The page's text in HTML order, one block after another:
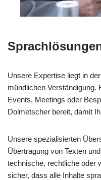
Unsere Expertise liegt in
mündlichen Verständigung.
Events, Meetings oder
Dolmetscher bereit, damit
Unsere spezialisierten
Übertragung von Texten
technische, rechtliche oder
sicher, dass alle Inhalte